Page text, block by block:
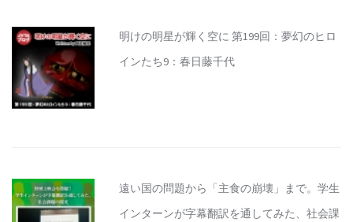
明けの明星が輝く空に 第199回：夢幻のヒロ
インたち9：春日藤千代
遠い国の問題から「主食の崩壊」まで。学生
インターンが字幕翻訳を通してみた、社会課